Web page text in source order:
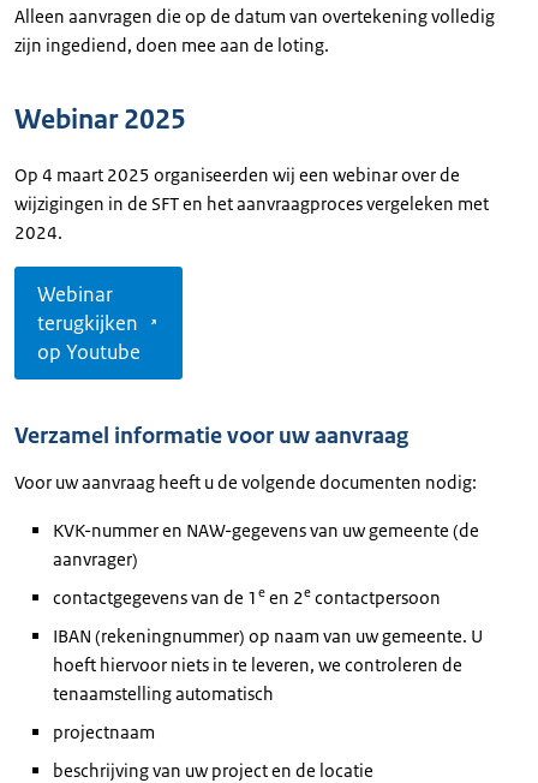
Alleen aanvragen die op de datum van overtekening volledig
zijn ingediend, doen mee aan de loting.
Webinar 2025
Op 4 maart 2025 organiseerden wij een webinar over de
wijzigingen in de SFT en het aanvraagproces vergeleken met
2024.
Webinar
terugkijken
op Youtube
Verzamel informatie voor uw aanvraag
Voor uw aanvraag heeft u de volgende documenten nodig:
KVK-nummer en NAW-gegevens van uw gemeente (de
aanvrager)
contactgegevens van de 1 e en 2e contactpersoon
IBAN (rekeningnummer) op naam van uw gemeente. U
hoeft hiervoor niets in te leveren, we controleren de
tenaamstelling automatisch
projectnaam
beschrijving van uw project en de locatie